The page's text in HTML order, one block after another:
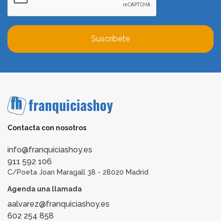
Suscríbete
Contacta con nosotros
info@franquiciashoy.es
911 592 106
C/Poeta Joan Maragall 38 - 28020 Madrid
Agenda una llamada
aalvarez@franquiciashoy.es
602 254 858